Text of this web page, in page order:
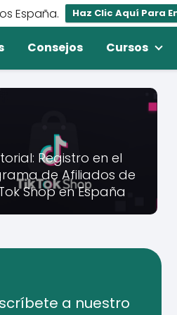
España. Haz Clic Aquí Para
Consejos Cursos
Registro en el
de Afiliados de
Shop en España
a nuestro